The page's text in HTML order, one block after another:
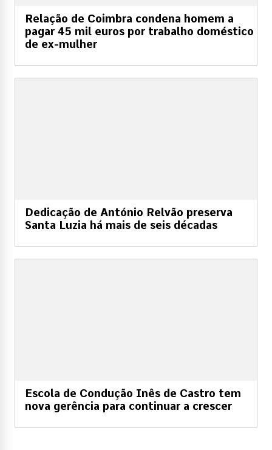
Relação de Coimbra condena homem a
pagar 45 mil euros por trabalho doméstico
de ex-mulher
Dedicação de António Relvão preserva
Santa Luzia há mais de seis décadas
Escola de Condução Inês de Castro tem
nova gerência para continuar a crescer